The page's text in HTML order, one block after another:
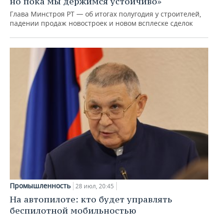
Глава Минстроя РТ — об итогах полугодия у строителей,
падении продаж новостроек и новом всплеске сделок
Промышленность 28 июл, 20:45
На автопилоте: кто будет управлять
беспилотной мобильностью